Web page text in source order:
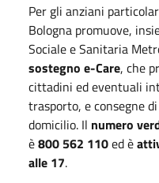
Per gli anziani
Bologna promuove,
Sociale e Sanitaria
sostegno e-Care, che
cittadini ed eventuali
trasporto, e consegne
domicilio. Il numero
è800 562 110ed è
alle 17.